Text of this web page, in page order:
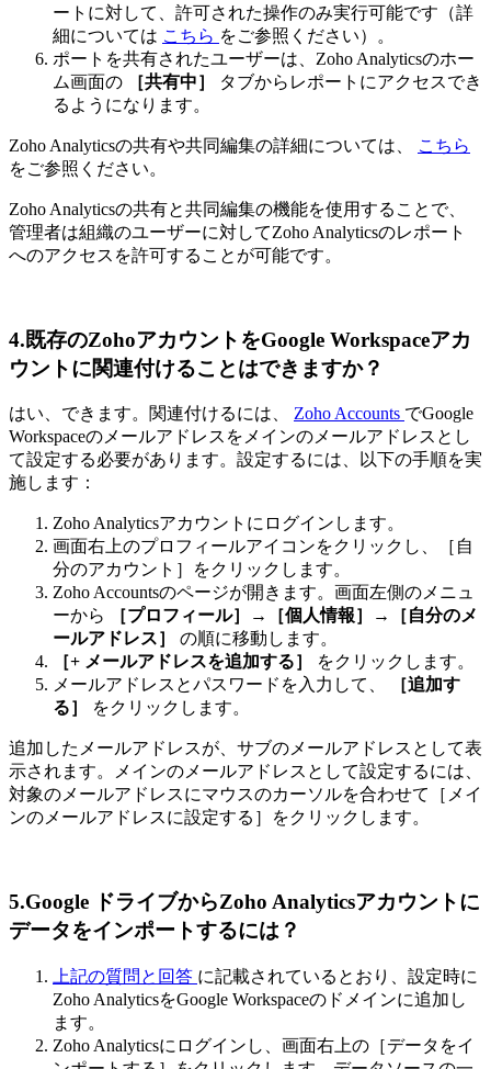
ートに対して、許可された操作のみ実行可能です（詳
細については こちら をご参照ください）。
ポートを共有されたユーザーは、Zoho Analyticsのホー
ム画面の
［共有中］
タブからレポートにアクセスでき
るようになります。
Zoho Analyticsの共有や共同編集の詳細については、
こちら
をご参照ください。
Zoho Analyticsの共有と共同編集の機能を使用することで、
管理者は組織のユーザーに対してZoho Analyticsのレポート
へのアクセスを許可することが可能です。
4.既存のZohoアカウントをGoogle Workspaceアカ
ウントに関連付けることはできますか？
はい、できます。関連付けるには、 Zoho Accounts でGoogle
Workspaceのメールアドレスをメインのメールアドレスとし
て設定する必要があります。設定するには、以下の手順を実
施します：
Zoho Analyticsアカウントにログインします。
画面右上のプロフィールアイコンをクリックし、［自
分のアカウント］をクリックします。
Zoho Accountsのページが開きます。画面左側のメニュ
ーから
［プロフィール］→［個人情報］→［自分のメ
ールアドレス］ の順に移動します。
［+ メールアドレスを追加する］
をクリックします。
メールアドレスとパスワードを入力して、
［追加す
る］
をクリックします。
追加したメールアドレスが、サブのメールアドレスとして表
示されます。メインのメールアドレスとして設定するには、
対象のメールアドレスにマウスのカーソルを合わせて［メイ
ンのメールアドレスに設定する］をクリックします。
5.Google ドライブからZoho Analyticsアカウントに
データをインポートするには？
上記の質問と回答 に記載されているとおり、設定時に
Zoho AnalyticsをGoogle Workspaceのドメインに追加し
ます。
Zoho Analyticsにログインし、画面右上の［データをイ